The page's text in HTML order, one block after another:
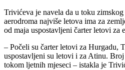
Trivićeva je navela da u toku
aerodroma najviše letova ima za
od maja uspostavljeni čarter letovi za
– Počeli su čarter letovi za Hurgadu,
uspostavljeni su letovi i za Atinu.
tokom ljetnih mjeseci – istakla je